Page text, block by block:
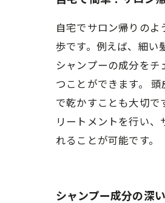
自宅でサロン帰りの
歩です。例えば、細い
シャンプーの成分をチ
つことができます。
で乾かすことも大切で
リートメントを行い
れることが可能です。
シャンプー成分の深